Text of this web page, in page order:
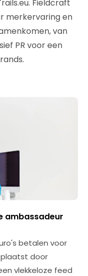
Fieldcraft
merkervaring en
van
PR voor een
ambassadeur
betalen voor
door
vlekkeloze feed